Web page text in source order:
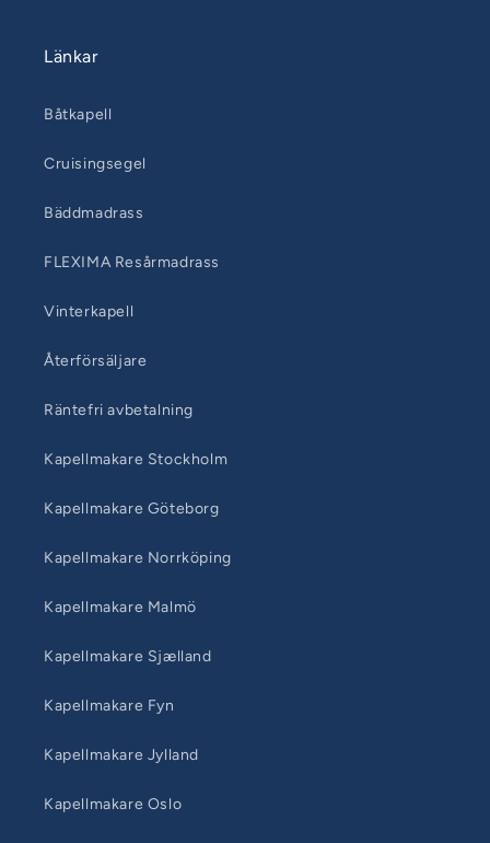
Länkar
Båtkapell
Cruisingsegel
Bäddmadrass
FLEXIMA Resårmadrass
Vinterkapell
Återförsäljare
Räntefri avbetalning
Kapellmakare Stockholm
Kapellmakare Göteborg
Kapellmakare Norrköping
Kapellmakare Malmö
Kapellmakare Sjælland
Kapellmakare Fyn
Kapellmakare Jylland
Kapellmakare Oslo